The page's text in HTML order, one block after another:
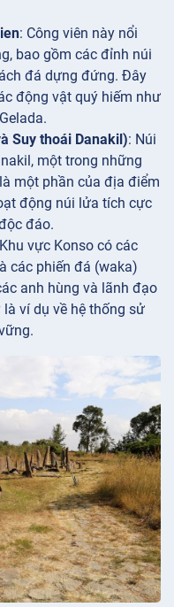
: Công viên này nổi
bao gồm các đỉnh núi
đá dựng đứng. Đây
động vật quý hiếm như
Suy thoái Danakil): Núi
một trong những
một phần của địa điểm
động núi lửa tích cực
đáo.
vực Konso có các
các phiến đá (waka)
anh hùng và lãnh đạo
ví dụ về hệ thống sử